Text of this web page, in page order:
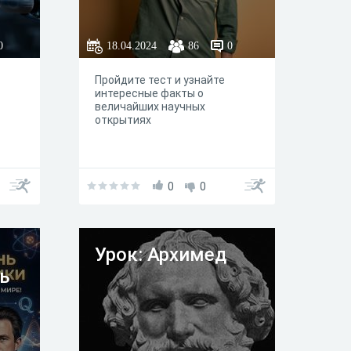
18.04.2024 86 0
Пройдите тест и узнайте
интересные факты о
величайших научных
открытиях
0 0
Урок: Архимед